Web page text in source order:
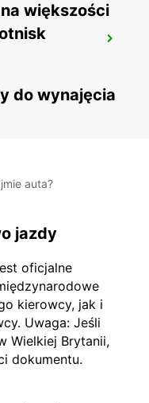
na większości
do wynajęcia
auta?
jazdy
oficjalne
kierowcy, jak i
Uwaga: Jeśli
Wielkiej Brytanii,
dokumentu.